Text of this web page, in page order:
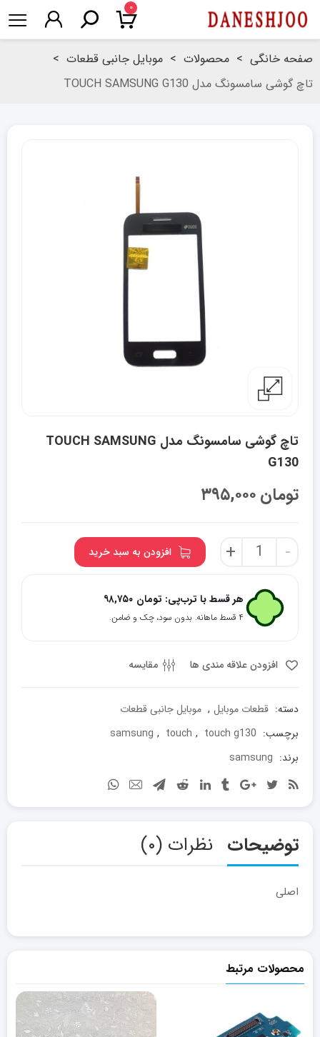
۰
صفحه خانگی > محصولات > موبایل جانبی قطعات >
تاچ گوشی سامسونگ مدل TOUCH SAMSUNG G130
تاچ گوشی سامسونگ مدل TOUCH SAMSUNG
G130
۳۹۵,۰۰۰تومان
-
گوشی
مدل
TOUCH
SAMSUNG
عدد
+ افزودن به سبد خرید
هر قسط با ترب‌پی: ۹۸,۷۵۰ تومان
۴ قسط ماهانه. بدون سود، چک و ضامن.
افزودن علاقه مندی ها مقایسه
دسته: قطعات موبایل , موبایل جانبی قطعات
برچسب:
samsung , touch , touch g130
برند: samsung
توضیحات نظرات (۰)
اصلی
محصولات مرتبط